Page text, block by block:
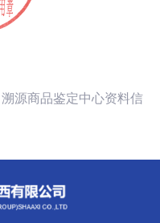
源商品鉴定中心资料信